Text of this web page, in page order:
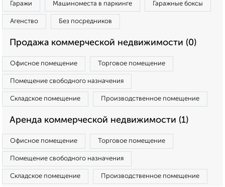
Гаражи Машиноместа в паркинге Гаражные боксы
Агенство Без посредников
Продажа коммерческой недвижимости (0)
Офисное помещение Торговое помещение
Помещение свободного назначения
Складское помещение Производственное помещение
Аренда коммерческой недвижимости (1)
Офисное помещение Торговое помещение
Помещение свободного назначения
Складское помещение Производственное помещение